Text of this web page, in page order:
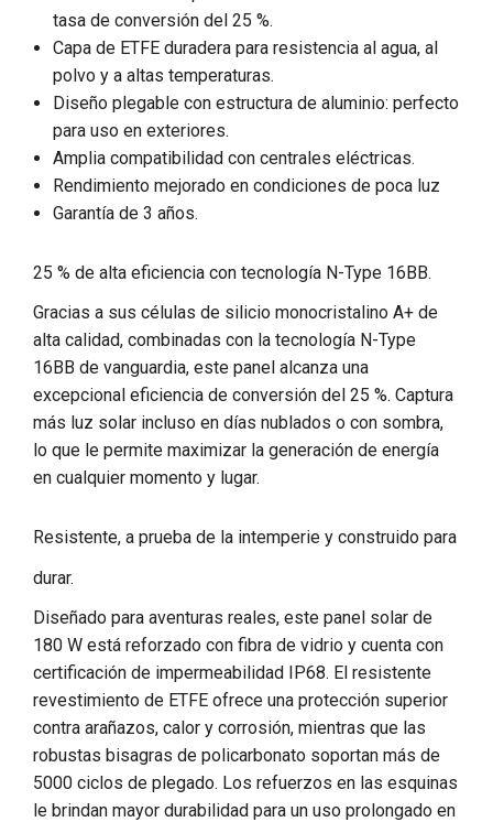
tasa de conversión del 25 %.
Capa de ETFE duradera para resistencia al agua, al
polvo y a altas temperaturas.
Diseño plegable con estructura de aluminio: perfecto
para uso en exteriores.
Amplia compatibilidad con centrales eléctricas.
Rendimiento mejorado en condiciones de poca luz
Garantía de 3 años.
25 % de alta eficiencia con tecnología N-Type 16BB.
Gracias a sus células de silicio monocristalino A+ de
alta calidad, combinadas con la tecnología N-Type
16BB de vanguardia, este panel alcanza una
excepcional eficiencia de conversión del 25 %. Captura
más luz solar incluso en días nublados o con sombra,
lo que le permite maximizar la generación de energía
en cualquier momento y lugar.
Resistente, a prueba de la intemperie y construido para
durar.
Diseñado para aventuras reales, este panel solar de
180 W está reforzado con fibra de vidrio y cuenta con
certificación de impermeabilidad IP68. El resistente
revestimiento de ETFE ofrece una protección superior
contra arañazos, calor y corrosión, mientras que las
robustas bisagras de policarbonato soportan más de
5000 ciclos de plegado. Los refuerzos en las esquinas
le brindan mayor durabilidad para un uso prolongado en